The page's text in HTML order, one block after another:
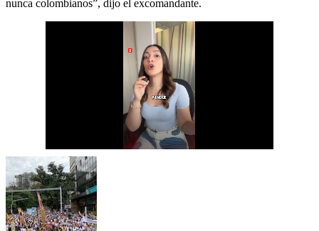
nunca colombianos”, dijo el excomandante.